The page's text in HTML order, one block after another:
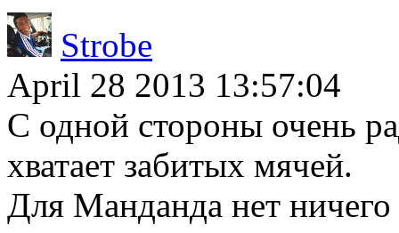
Strobe
April 28 2013 13:57:04
С одной стороны очень
хватает забитых мячей.
Для Манданда нет